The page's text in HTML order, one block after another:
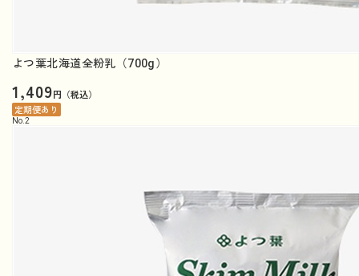
よつ葉北海道全粉乳（700g）
1,409円（税込）
定期便あり
No. 2